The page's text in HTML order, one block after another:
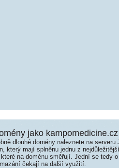
jako kampomedicine.cz
dlouhé domény naleznete na
který mají splněnu jednu z
na doménu směřují. Jední se tedy
čekají na další využití.